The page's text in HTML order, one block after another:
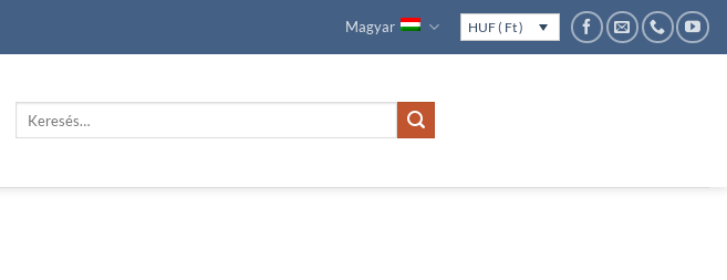
Magyar HUF ( Ft )
Keresés